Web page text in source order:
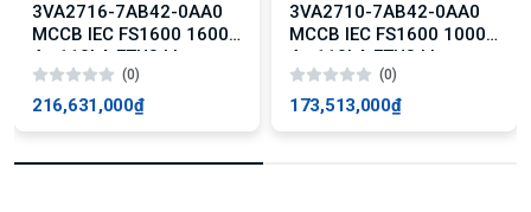
3VA2716-7AB42-0AA0
MCCB IEC FS1600 1600A
4p 110kA ETU3 LI
(0)
216,631,000₫
3VA2710-7AB42-0AA0
MCCB IEC FS1600 1000A
4p 110kA ETU3 LI
(0)
173,513,000₫